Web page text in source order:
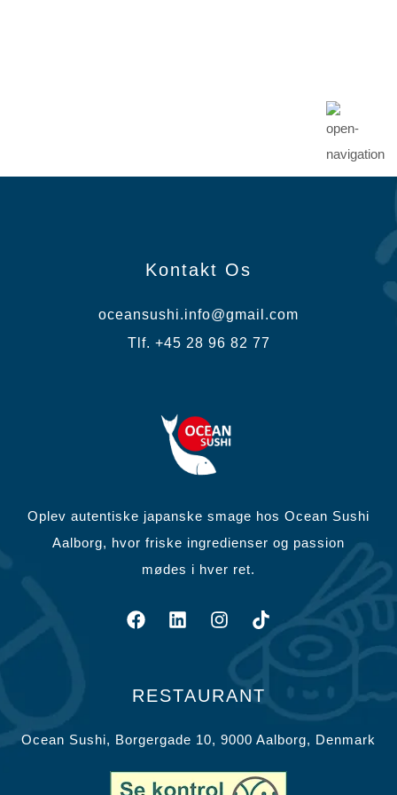
Kontakt Os
oceansushi.info@gmail.com
Tlf. +45 28 96 82 77
Oplev autentiske japanske smage hos Ocean Sushi
Aalborg, hvor friske ingredienser og passion
mødes i hver ret.
RESTAURANT
Ocean Sushi, Borgergade 10, 9000 Aalborg, Denmark